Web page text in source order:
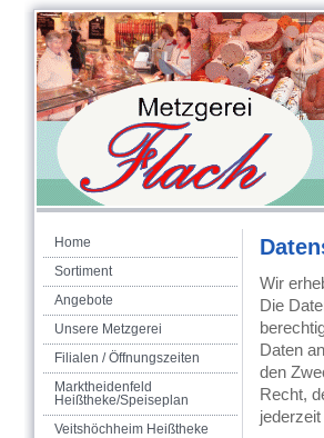
Home
Sortiment
Angebote
Unsere Metzgerei
Filialen / Öffnungszeiten
Marktheidenfeld
Heißtheke/Speiseplan
Veitshöchheim Heißtheke
Wir
Die
Daten
den
Recht,